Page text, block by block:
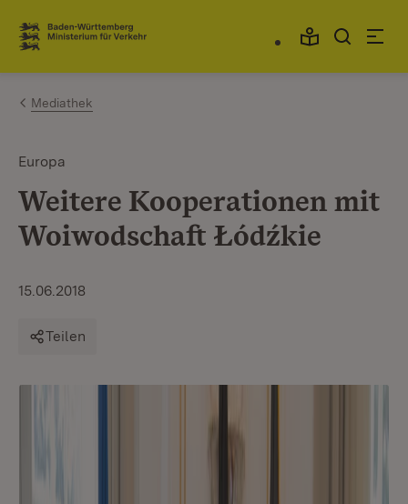
Zum Inhalt springen
Link zur Startseite
Mediathek
Europa
Weitere Kooperationen mit
Woiwodschaft Łódźkie
15.06.2018
Teilen